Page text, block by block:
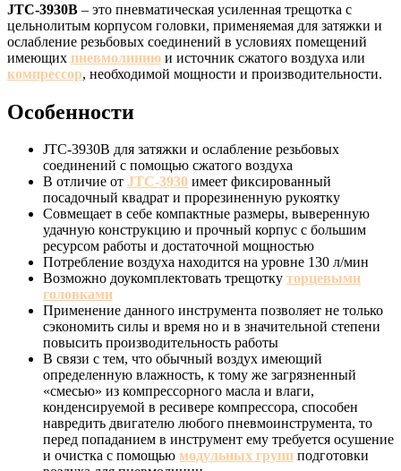
JTC-3930B – это пневматическая усиленная трещотка с
цельнолитым корпусом головки, применяемая для затяжки и
ослабление резьбовых соединений в условиях помещений
имеющих пневмолинию и источник сжатого воздуха или
компрессор, необходимой мощности и производительности.
Особенности
JTC-3930B для затяжки и ослабление резьбовых
соединений с помощью сжатого воздуха
В отличие от JTC-3930 имеет фиксированный
посадочный квадрат и прорезиненную рукоятку
Совмещает в себе компактные размеры, выверенную
удачную конструкцию и прочный корпус с большим
ресурсом работы и достаточной мощностью
Потребление воздуха находится на уровне 130 л/мин
Возможно доукомплектовать трещотку торцевыми
головками
Применение данного инструмента позволяет не только
сэкономить силы и время но и в значительной степени
повысить производительность работы
В связи с тем, что обычный воздух имеющий
определенную влажность, к тому же загрязненный
«смесью» из компрессорного масла и влаги,
конденсируемой в ресивере компрессора, способен
навредить двигателю любого пневмоинструмента, то
перед попаданием в инструмент ему требуется осушение
и очистка с помощью модульных групп подготовки